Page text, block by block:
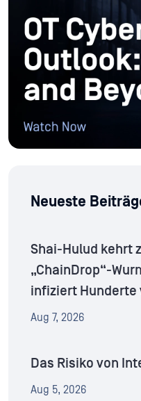
Neueste
Shai-Hulud kehrt
„ChainDrop“-
infiziert Hunderte
Aug 7, 2026
Das Risiko von
Aug 5, 2026